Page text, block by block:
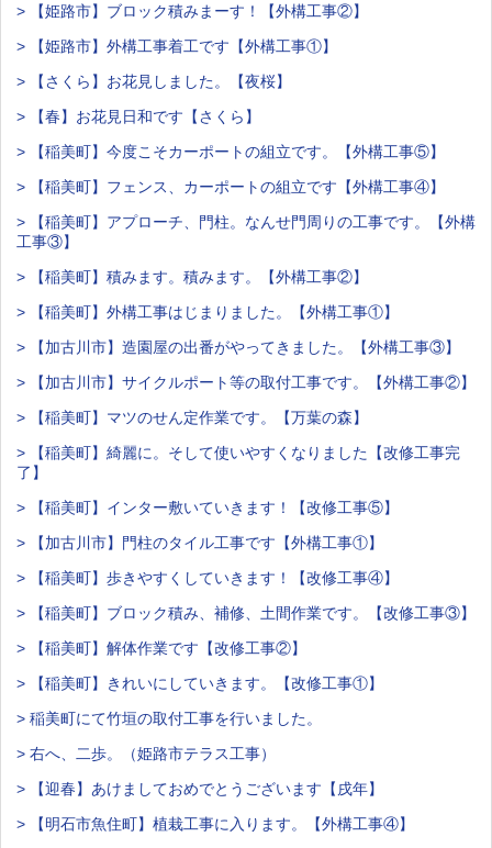
> 【姫路市】ブロック積みまーす！【外構工事②】
> 【姫路市】外構工事着工です【外構工事①】
> 【さくら】お花見しました。【夜桜】
> 【春】お花見日和です【さくら】
> 【稲美町】今度こそカーポートの組立です。【外構工事⑤】
> 【稲美町】フェンス、カーポートの組立です【外構工事④】
> 【稲美町】アプローチ、門柱。なんせ門周りの工事です。【外構
工事③】
> 【稲美町】積みます。積みます。【外構工事②】
> 【稲美町】外構工事はじまりました。【外構工事①】
> 【加古川市】造園屋の出番がやってきました。【外構工事③】
> 【加古川市】サイクルポート等の取付工事です。【外構工事②】
> 【稲美町】マツのせん定作業です。【万葉の森】
> 【稲美町】綺麗に。そして使いやすくなりました【改修工事完
了】
> 【稲美町】インター敷いていきます！【改修工事⑤】
> 【加古川市】門柱のタイル工事です【外構工事①】
> 【稲美町】歩きやすくしていきます！【改修工事④】
> 【稲美町】ブロック積み、補修、土間作業です。【改修工事③】
> 【稲美町】解体作業です【改修工事②】
> 【稲美町】きれいにしていきます。【改修工事①】
> 稲美町にて竹垣の取付工事を行いました。
> 右へ、二歩。（姫路市テラス工事）
> 【迎春】あけましておめでとうございます【戌年】
> 【明石市魚住町】植栽工事に入ります。【外構工事④】